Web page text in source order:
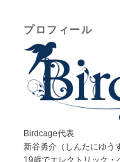
プロフィール
Birdcage代表
新谷勇介（しんたにゆう